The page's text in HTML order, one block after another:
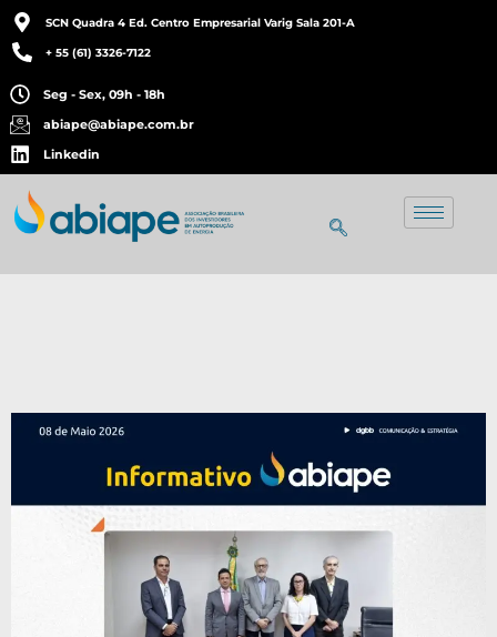
SCN Quadra 4 Ed. Centro Empresarial Varig Sala 201-A
+ 55 (61) 3326-7122
Seg - Sex, 09h - 18h
abiape@abiape.com.br
Linkedin